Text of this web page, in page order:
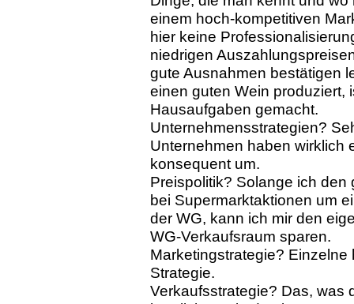
einem hoch-kompetitiven
hier keine
niedrigen
gute Ausnahmen bestätigen
einen guten Wein produziert,
Hausaufgaben gemacht.
Unternehmensstrategien?
Unternehmen haben wirklich
konsequent um.
Preispolitik? Solange ich
bei Supermarktaktionen um
der WG, kann ich mir den
WG-Verkaufsraum sparen.
Marketingstrategie?
Strategie.
Verkaufsstrategie? Das, was